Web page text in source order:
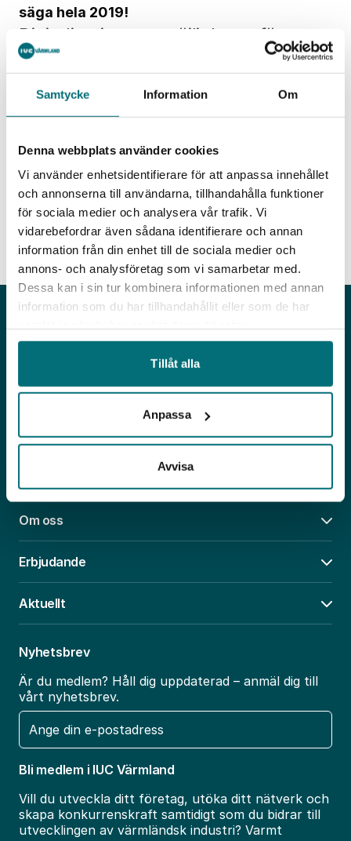
Samtycke Information Om
Denna webbplats använder cookies
Vi använder enhetsidentifierare för att anpassa innehållet
och annonserna till användarna, tillhandahålla funktioner
för sociala medier och analysera vår trafik. Vi
vidarebefordrar även sådana identifierare och annan
information från din enhet till de sociala medier och
annons- och analysföretag som vi samarbetar med.
Dessa kan i sin tur kombinera informationen med annan
information som du har tillhandahållit eller som de har
Tillåt alla
Anpassa
Avvisa
säga hela 2019!
Digitalisering ger möjligheter för
tillväxt och utveckling.
INDIGO är en satsning för att främja ökat
användande av digital teknik i industrin. Ni får
hjälp att komma igång och genomföra er
ett prioriterat digitaliseringscase. INDIGO utgår
från företagets behov och insatserna anpassas
därefter. Ni väljer själva vad ni vill utveckla.
mer >>
Adress
Kontakt
Org. nummer: 802447-9621
Om oss
Erbjudande
Aktuellt
Nyhetsbrev
Är du medlem? Håll dig uppdaterad – anmäl dig till
vårt nyhetsbrev.
E-
post
Bli medlem i IUC Värmland
Vill du utveckla ditt företag, utöka ditt nätverk och
skapa konkurrenskraft samtidigt som du bidrar till
utvecklingen av värmländsk industri? Varmt